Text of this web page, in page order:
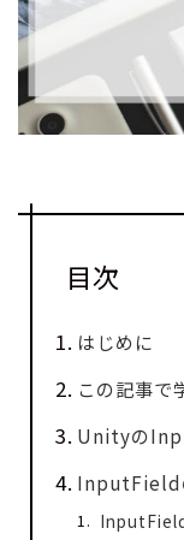
目次
はじめに
この記事で
Unityの
InputField